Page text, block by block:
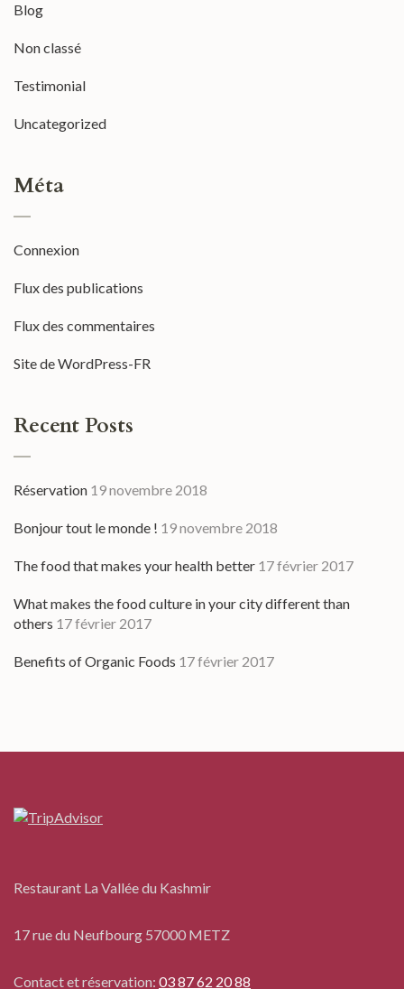
Blog
Non classé
Testimonial
Uncategorized
Méta
Connexion
Flux des publications
Flux des commentaires
Site de WordPress-FR
Recent Posts
Réservation 19 novembre 2018
Bonjour tout le monde ! 19 novembre 2018
The food that makes your health better 17 février 2017
What makes the food culture in your city different than
others 17 février 2017
Benefits of Organic Foods 17 février 2017
Restaurant La Vallée du Kashmir
17 rue du Neufbourg 57000 METZ
Contact et réservation: 03 87 62 20 88